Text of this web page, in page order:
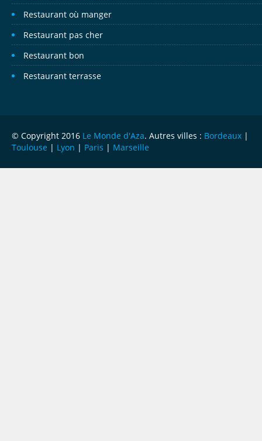
Restaurant où manger
Restaurant pas cher
Restaurant bon
Restaurant terrasse
© Copyright 2016 Le Monde d'Aza. Autres villes : Bordeaux |
Toulouse | Lyon | Paris | Marseille